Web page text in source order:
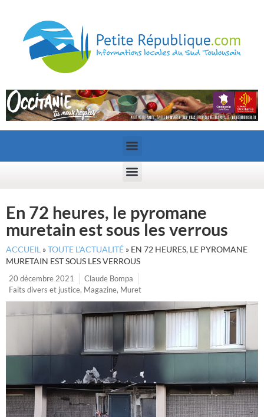
En 72 heures, le pyromane
muretain est sous les verrous
ACCUEIL »TOUTE L’ACTUALITÉ » EN 72 HEURES, LE PYROMANE
MURETAIN EST SOUS LES VERROUS
20 décembre 2021
Claude Bompa
Faits divers et justice, Magazine, Muret